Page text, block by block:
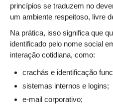
Comitê de Incentivo à
no âmbito do TRT-11
Comitê de Prevenção e
Moral, do Assédio
Comissão Permanente
Comitê Gestor do Plano
no Âmbito do TRT11
Grupo Operacional do
princípios se traduzem no
um ambiente respeitoso, livre
Na prática, isso significa que
identificado pelo nome social
interação cotidiana, como:
crachás e identificação
sistemas internos e logins;
e-mail corporativo;